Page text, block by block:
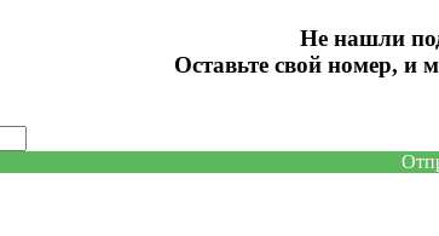
Не нашли
Оставьте свой номер, и